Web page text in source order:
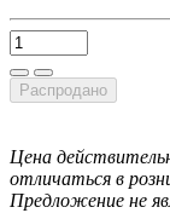
Распродано
Цена
отличаться в
Предложение не